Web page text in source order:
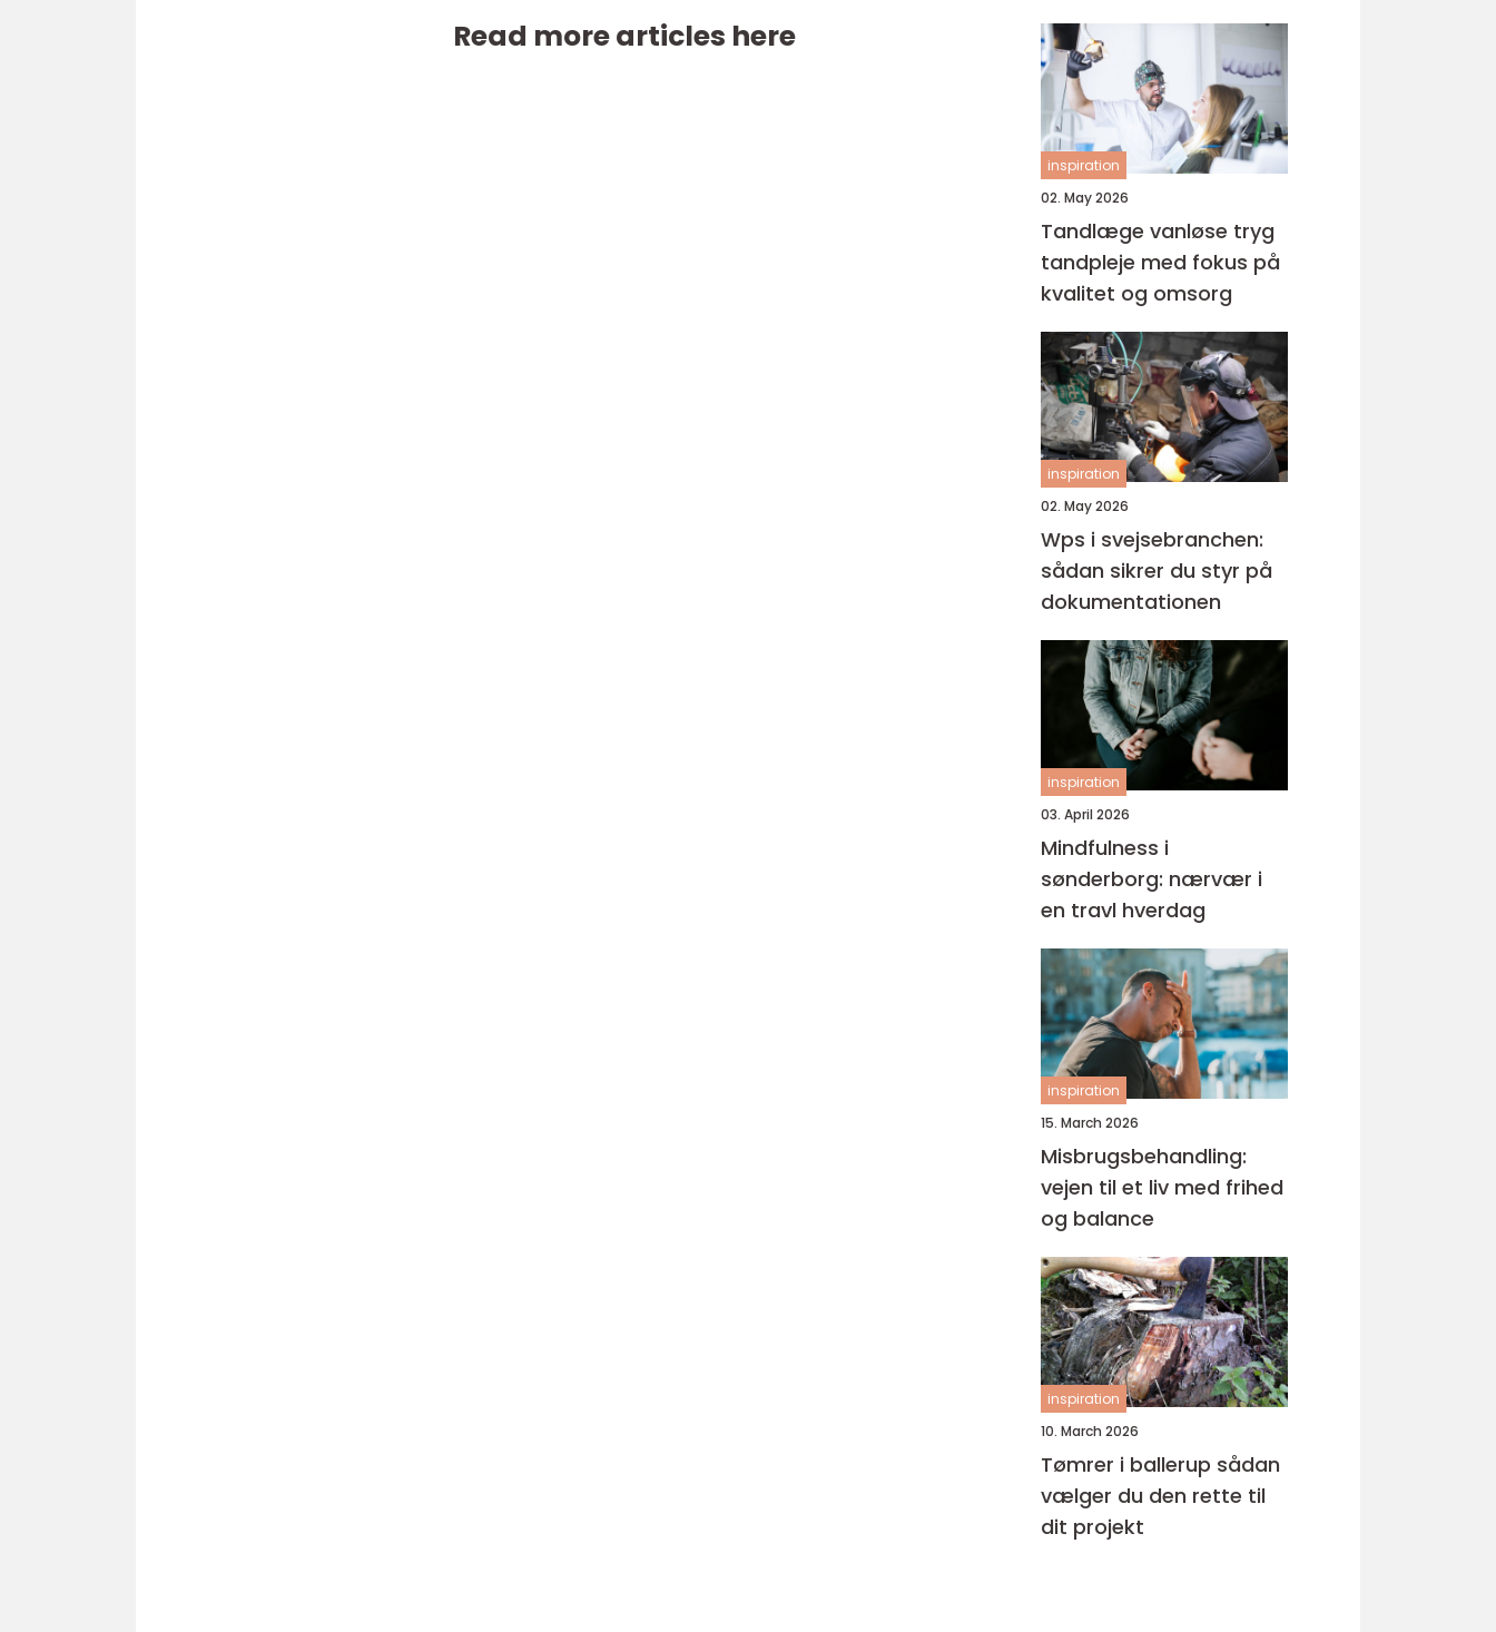
Read more articles here
inspiration
02. May 2026
Tandlæge vanløse tryg
tandpleje med fokus på
kvalitet og omsorg
inspiration
02. May 2026
Wps i svejsebranchen:
sådan sikrer du styr på
dokumentationen
inspiration
03. April 2026
Mindfulness i
sønderborg: nærvær i
en travl hverdag
inspiration
15. March 2026
Misbrugsbehandling:
vejen til et liv med frihed
og balance
inspiration
10. March 2026
Tømrer i ballerup sådan
vælger du den rette til
dit projekt